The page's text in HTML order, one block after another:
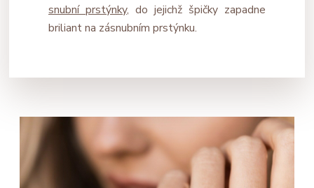
snubní prstýnky, do jejichž špičky zapadne
briliant na zásnubním prstýnku.